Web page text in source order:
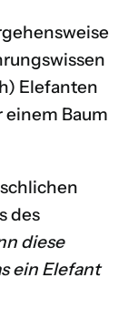
Elefanten
Baum
des
diese
ein Elefant